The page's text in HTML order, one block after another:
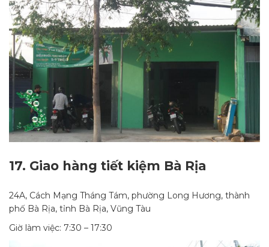
17. Giao hàng tiết kiệm Bà Rịa
24A, Cách Mạng Tháng Tám, phường Long Hương, thành
phố Bà Rịa, tỉnh Bà Rịa, Vũng Tàu
Giờ làm việc: 7:30 – 17:30